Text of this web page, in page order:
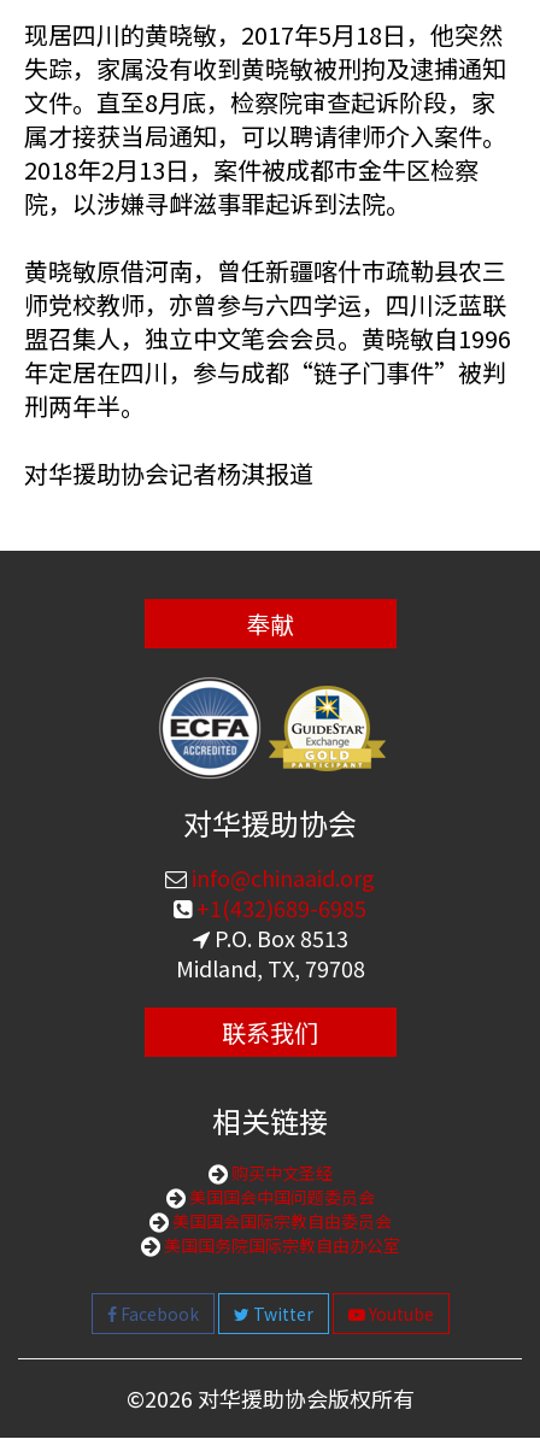
现居四川的黄晓敏，2017年5月18日，他突然
失踪，家属没有收到黄晓敏被刑拘及逮捕通知
文件。直至8月底，检察院审查起诉阶段，家
属才接获当局通知，可以聘请律师介入案件。
2018年2月13日，案件被成都巿金牛区检察
院，以涉嫌寻衅滋事罪起诉到法院。
黄晓敏原借河南，曾任新疆喀什巿疏勒县农三
师党校教师，亦曾参与六四学运，四川泛蓝联
盟召集人，独立中文笔会会员。黄晓敏自1996
年定居在四川，参与成都“链子门事件”被判
刑两年半。
对华援助协会记者杨淇报道
奉献
对华援助协会
info@chinaaid.org
+1(432)689-6985
P.O. Box 8513
Midland, TX, 79708
联系我们
相关链接
购买中文圣经
美国国会中国问题委员会
美国国会国际宗教自由委员会
美国国务院国际宗教自由办公室
Facebook Twitter Youtube
©2026 对华援助协会版权所有